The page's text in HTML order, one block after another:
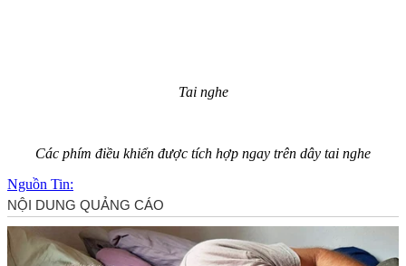
Tai nghe
Các phím điều khiển được tích hợp ngay trên dây tai nghe
Nguồn Tin: